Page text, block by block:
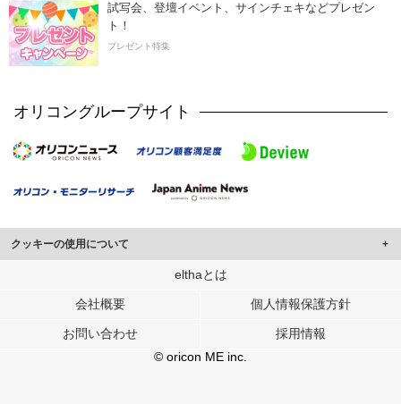
試写会、登壇イベント、サインチェキなどプレゼン
ト！
プレゼント特集
オリコングループサイト
クッキーの使用について
このサイトでは Cookie を使用して、ユーザーに合わせたコンテンツや広告の
行っています。
メディアや広告配信、データ解析の各パートナーに提供しています。
各パートナーは、この情報とユーザーが各パートナーに提供した他の情報や、
ユーザーが各パートナーのサービスを使用したときに収集した他の情報を組み
elthaとは
会社概要 個人情報保護方針
お問い合わせ
採用情報
© oricon ME inc.